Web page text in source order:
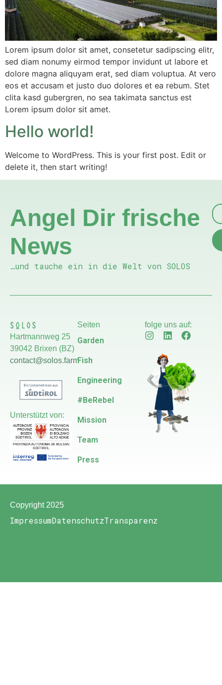
Lorem ipsum dolor sit amet, consetetur sadipscing elitr,
sed diam nonumy eirmod tempor invidunt ut labore et
dolore magna aliquyam erat, sed diam voluptua. At vero
eos et accusam et justo duo dolores et ea rebum. Stet
clita kasd gubergren, no sea takimata sanctus est
Lorem ipsum dolor sit amet.
Hello world!
Welcome to WordPress. This is your first post. Edit or
delete it, then start writing!
Angel Dir frische
News
…und tauche ein in die Welt von SOLOS
Hartmannweg 25
39042 Brixen (BZ)
contact@solos.farm
Unterstützt von:
Seiten
Garden
Fish
Engineering
#BeRebel
Mission
Team
Press
folge uns auf:
Copyright 2025
ImpressumDatenschutzTransparenz